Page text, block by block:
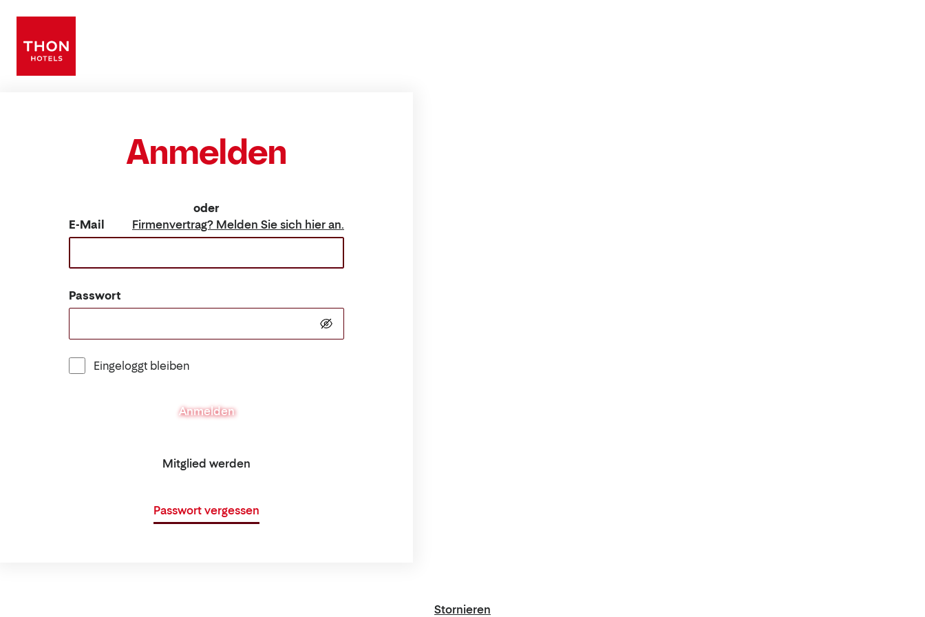
Anmelden
oder
E-Mail
Firmenvertrag? Melden Sie sich hier an.
Passwort
Eingeloggt bleiben
Anmelden
Mitglied werden
Passwort vergessen
Stornieren